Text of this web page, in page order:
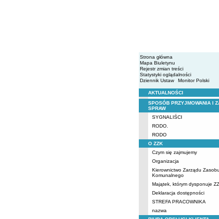
Strona główna
Mapa Biuletynu
Rejestr zmian treści
Statystyki oglądalności
Dziennik Ustaw
Monitor Polski
Menu
AKTUALNOŚCI
SPOSÓB PRZYJMOWANIA I
SPRAW
SYGNALIŚCI
RODO.
RODO
O ZZK
Czym się zajmujemy
Organizacja
Kierownictwo Zarządu Zasobu
Komunalnego
Majątek, którym dysponuje
Deklaracja dostępności
STREFA PRACOWNIKA
nazwa